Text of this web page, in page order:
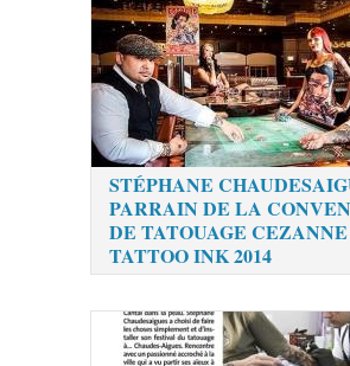
STÉPHANE
PARRAIN DE LA
DE TATOUAGE CEZANNE
TATTOO INK 2014